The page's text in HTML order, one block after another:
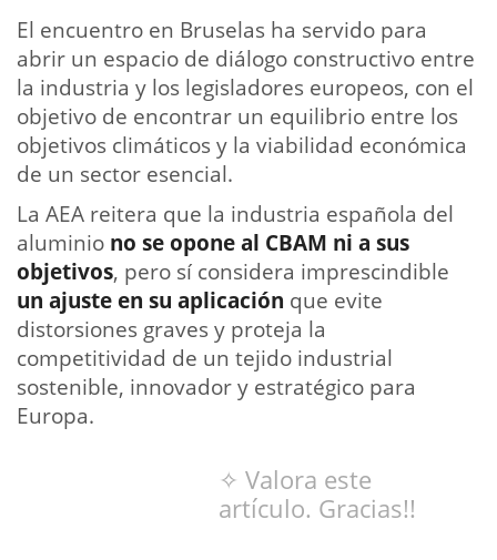
El encuentro en Bruselas ha servido para
abrir un espacio de diálogo constructivo entre
la industria y los legisladores europeos, con el
objetivo de encontrar un equilibrio entre los
objetivos climáticos y la viabilidad económica
de un sector esencial.
La AEA reitera que la industria española del
aluminio no se opone al CBAM ni a sus
objetivos, pero sí considera imprescindible
un ajuste en su aplicación que evite
distorsiones graves y proteja la
competitividad de un tejido industrial
sostenible, innovador y estratégico para
Europa.
✧ Valora este
artículo. Gracias!!